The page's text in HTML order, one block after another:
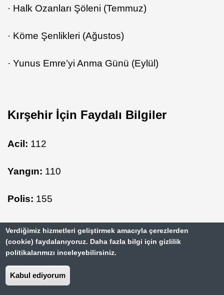
· Halk Ozanları Şöleni (Temmuz)
· Köme Şenlikleri (Ağustos)
· Yunus Emre’yi Anma Günü (Eylül)
Kırşehir İçin Faydalı Bilgiler
Acil: 112
Yangın: 110
Polis: 155
Belediye: 0 386 213 10 23
Kırşehir Künyesi
Verdiğimiz hizmetleri geliştirmek amacıyla çerezlerden
(cookie) faydalanıyoruz. Daha fazla bilgi için gizlilik
politikalarımızı inceleyebilirsiniz.
Kabul ediyorum